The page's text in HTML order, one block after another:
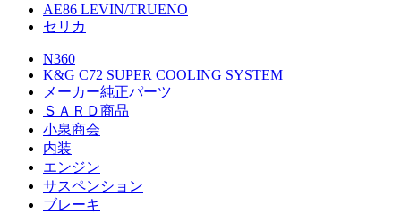
AE86 LEVIN/TRUENO
セリカ
N360
K&G C72 SUPER COOLING SYSTEM
メーカー純正パーツ
ＳＡＲＤ商品
小泉商会
内装
エンジン
サスペンション
ブレーキ